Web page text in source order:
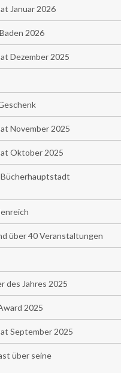
Januar 2026
2026
Dezember 2025
November 2025
Oktober 2025
Bücherhauptstadt
über 40 Veranstaltungen
des Jahres 2025
2025
September 2025
über seine